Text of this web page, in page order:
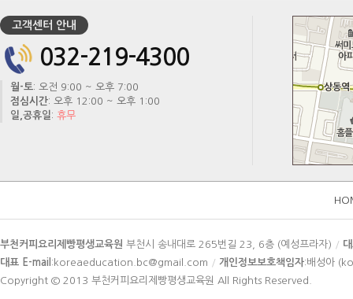
고객센터 안내
032-219-4300
월-토: 오전 9:00 ~ 오후 7:00
점심시간: 오후 12:00 ~ 오후 1:00
일,공휴일: 휴무
카
피
라
부천커피요리제빵평생교육원 부천시 송내대로 265번길 23, 6층 (예성프라자) /
대표 E-mail :koreaeducation.bc@gmail.com / 개인정보보호책임자:배성아
Copyright © 2013 부천커피요리제빵평생교육원 All Rights Reserved.